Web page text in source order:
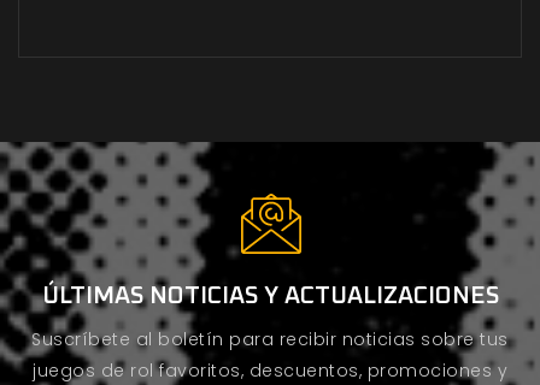
ÚLTIMAS NOTICIAS Y ACTUALIZACIONES
Suscríbete al boletín para recibir noticias sobre tus
juegos de rol favoritos, descuentos, promociones y